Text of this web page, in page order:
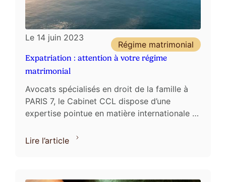
Le 14 juin 2023
Régime matrimonial
Expatriation : attention à votre régime
matrimonial
Avocats spécialisés en droit de la famille à
PARIS 7, le Cabinet CCL dispose d’une
expertise pointue en matière internationale et
les familles qui ...
Lire l’article